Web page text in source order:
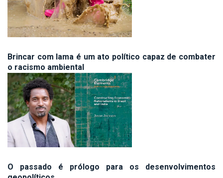
Brincar com lama é um ato político capaz de combater
o racismo ambiental
O passado é prólogo para os desenvolvimentos